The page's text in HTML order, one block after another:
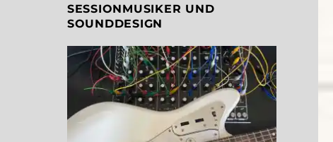
SESSIONMUSIKER UND
SOUNDDESIGN